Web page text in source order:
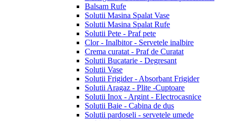
Balsam Rufe
Solutii Masina Spalat Vase
Solutii Masina Spalat Rufe
Solutii Pete - Praf pete
Clor - Inalbitor - Servetele inalbire
Crema curatat - Praf de Curatat
Solutii Bucatarie - Degresant
Solutii Vase
Solutii Frigider - Absorbant Frigider
Solutii Aragaz - Plite -Cuptoare
Solutii Inox - Argint - Electrocasnice
Solutii Baie - Cabina de dus
Solutii pardoseli - servetele umede